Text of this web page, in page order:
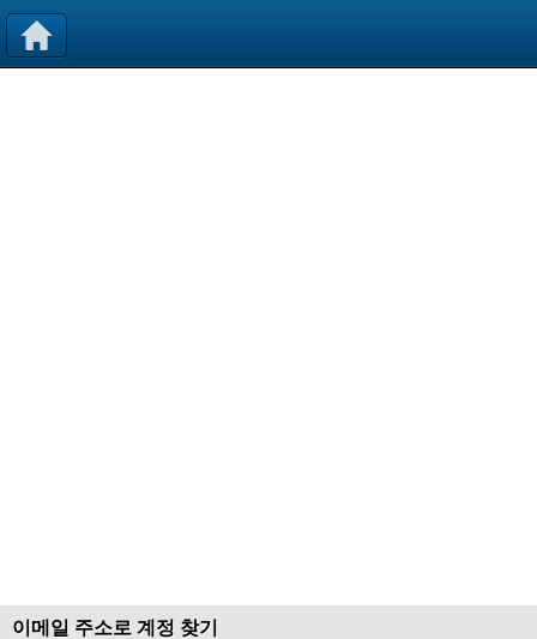
이메일 주소로 계정 찾기